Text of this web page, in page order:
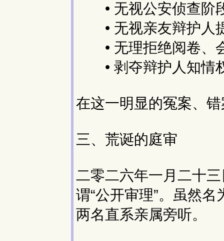
• 无视公安侦查阶
• 无视亲友辩护人
• 无理拒绝阅卷、
• 剥夺辩护人知情
在这一明显的冤案、
三、荒诞的庭审
二零二六年一月二十
谓“公开审理”。虽然
两名直系亲属旁听。